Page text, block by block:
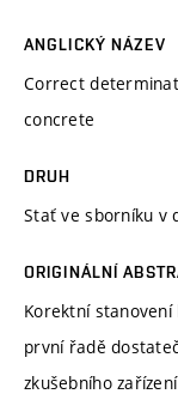
ANGLICKÝ NÁZEV
Correct
concrete
DRUH
Stať ve sborníku v
ORIGINÁLNÍ
Korektní
první řadě
zkušebního